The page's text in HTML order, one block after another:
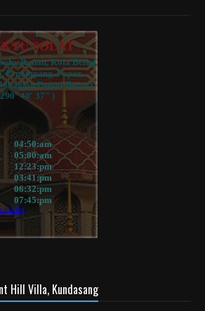
Hill Villa, Kundasang